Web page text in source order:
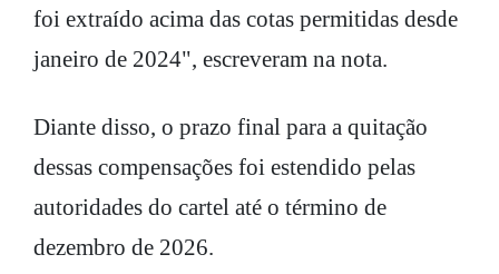
foi extraído acima das cotas permitidas desde
janeiro de 2024", escreveram na nota.
Diante disso, o prazo final para a quitação
dessas compensações foi estendido pelas
autoridades do cartel até o término de
dezembro de 2026.